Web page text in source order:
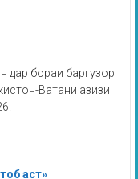
дар бораи баргузор
Ватани азизи
аст»